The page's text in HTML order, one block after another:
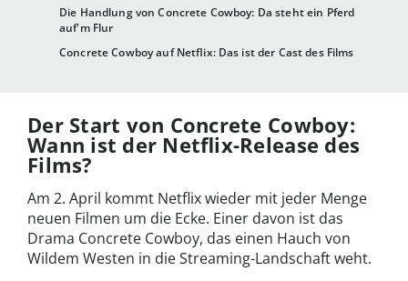
Die Handlung von Concrete Cowboy: Da steht ein Pferd
auf'm Flur
Concrete Cowboy auf Netflix: Das ist der Cast des Films
Der Start von Concrete Cowboy:
Wann ist der Netflix-Release des
Films?
Am 2. April kommt Netflix wieder mit jeder Menge
neuen Filmen um die Ecke. Einer davon ist das
Drama Concrete Cowboy, das einen Hauch von
Wildem Westen in die Streaming-Landschaft weht.